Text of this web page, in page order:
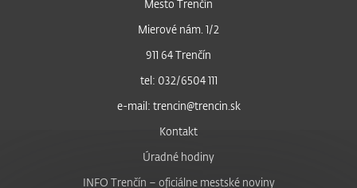
Mesto Trenčín
Mierové nám. 1/2
911 64 Trenčín
tel: 032/6504 111
e-mail: trencin@trencin.sk
Kontakt
Úradné hodiny
INFO Trenčín – oficiálne mestské noviny